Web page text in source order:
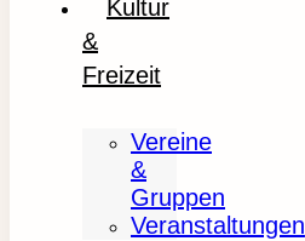
Kultur
&
Freizeit
Vereine
&
Gruppen
Veranstaltungen